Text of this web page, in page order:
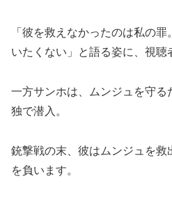
「彼を救えなかったのは私の
いたくない」と語る姿に、視聴
一方サンホは、ムンジュを守
独で潜入。
銃撃戦の末、彼はムンジュを
を負います。